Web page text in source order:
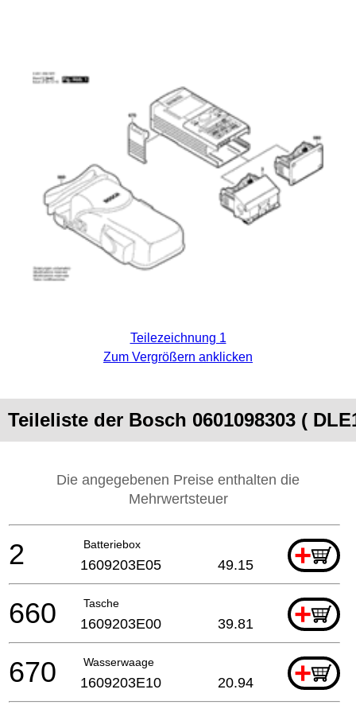
Teilezeichnung 1
Zum Vergrößern anklicken
Teileliste der Bosch 0601098303 (
Die angegebenen Preise enthalten die
Mehrwertsteuer
Batteriebox +
2 1609203E05 49.15
Tasche +
660 1609203E00 39.81
Wasserwaage +
670 1609203E10 20.94